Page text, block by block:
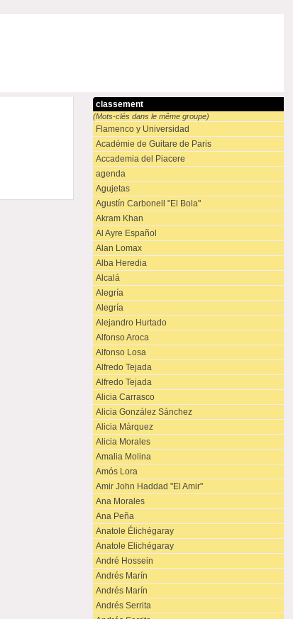
classement
(Mots-clés dans le même groupe)
Flamenco y Universidad
Académie de Guitare de Paris
Accademia del Piacere
agenda
Agujetas
Agustín Carbonell "El Bola"
Akram Khan
Al Ayre Español
Alan Lomax
Alba Heredia
Alcalá
Alegría
Alegría
Alejandro Hurtado
Alfonso Aroca
Alfonso Losa
Alfredo Tejada
Alfredo Tejada
Alicia Carrasco
Alicia González Sánchez
Alicia Márquez
Alicia Morales
Amalia Molina
Amós Lora
Amir John Haddad "El Amir"
Ana Morales
Ana Peña
Anatole Élichégaray
Anatole Elichégaray
André Hossein
Andrés Marín
Andrés Marín
Andrés Serrita